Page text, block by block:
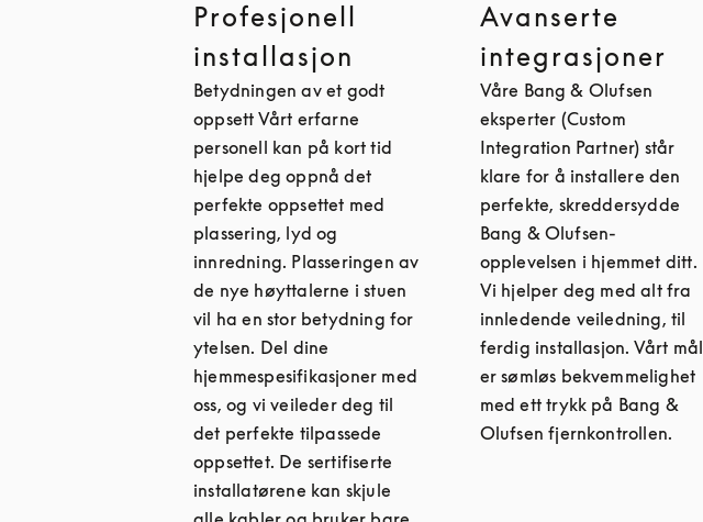
Profesjonell
installasjon
Betydningen av et godt
oppsett Vårt erfarne
personell kan på kort tid
hjelpe deg oppnå det
perfekte oppsettet med
plassering, lyd og
innredning. Plasseringen av
de nye høyttalerne i stuen
vil ha en stor betydning for
ytelsen. Del dine
hjemmespesifikasjoner med
oss, og vi veileder deg til
det perfekte tilpassede
oppsettet. De sertifiserte
installatørene kan skjule
Avanserte
integrasjoner
Våre Bang & Olufsen
eksperter (Custom
Integration Partner) står
klare for å installere den
perfekte, skreddersydde
Bang & Olufsen-
opplevelsen i hjemmet ditt.
Vi hjelper deg med alt fra
innledende veiledning, til
ferdig installasjon. Vårt mål
er sømløs bekvemmelighet
med ett trykk på Bang &
Olufsen fjernkontrollen.